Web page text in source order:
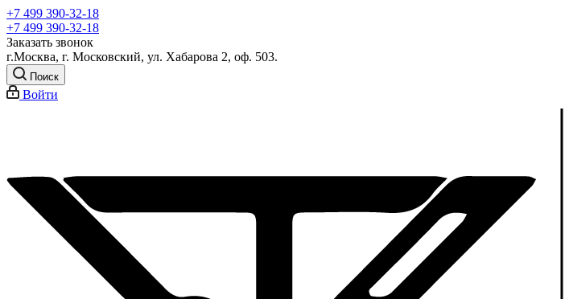
+7 499 390-32-18
+7 499 390-32-18
Заказать звонок
г.Москва, г. Московский, ул. Хабарова 2, оф. 503.
Поиск
Войти